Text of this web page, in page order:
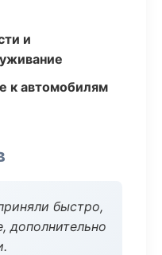
и
к автомобилям
быстро,
дополнительно